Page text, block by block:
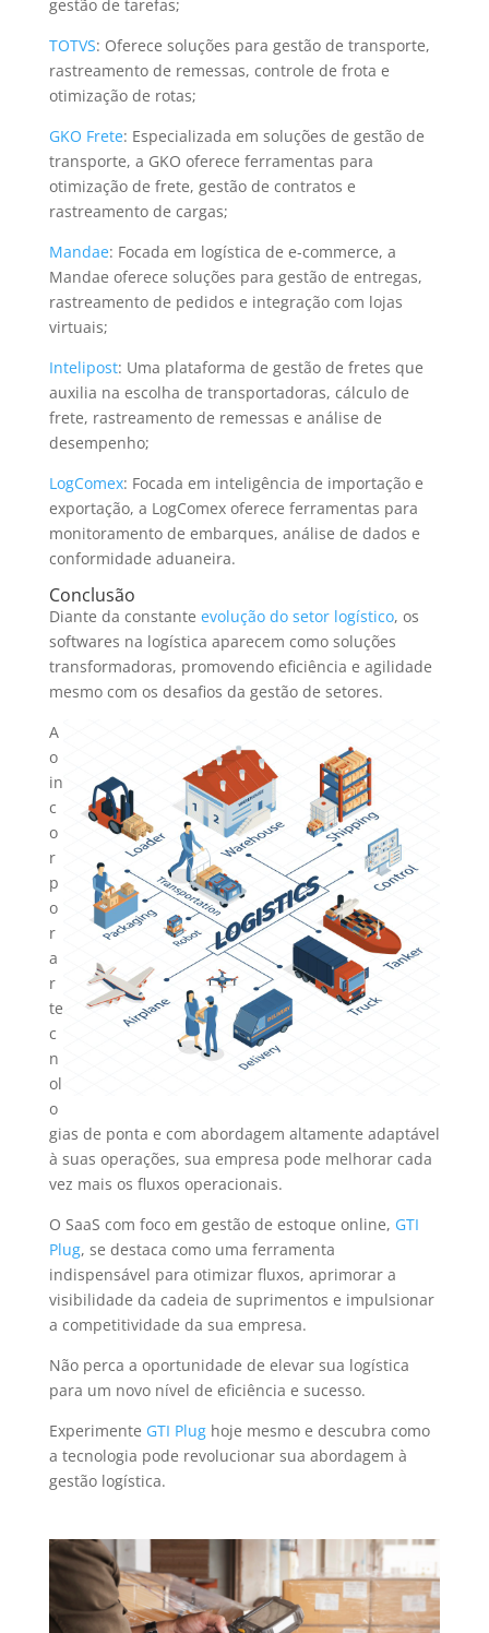
gestão de tarefas;
TOTVS: Oferece soluções para gestão de transporte,
rastreamento de remessas, controle de frota e
otimização de rotas;
GKO Frete: Especializada em soluções de gestão de
transporte, a GKO oferece ferramentas para
otimização de frete, gestão de contratos e
rastreamento de cargas;
Mandae: Focada em logística de e-commerce, a
Mandae oferece soluções para gestão de entregas,
rastreamento de pedidos e integração com lojas
virtuais;
Intelipost: Uma plataforma de gestão de fretes que
auxilia na escolha de transportadoras, cálculo de
frete, rastreamento de remessas e análise de
desempenho;
LogComex: Focada em inteligência de importação e
exportação, a LogComex oferece ferramentas para
monitoramento de embarques, análise de dados e
conformidade aduaneira.
Conclusão
Diante da constante evolução do setor logístico, os
softwares na logística aparecem como soluções
transformadoras, promovendo eficiência e agilidade
mesmo com os desafios da gestão de setores.
A
o
in
c
o
r
p
o
r
a
r
te
c
n
ol
o
gias de ponta e com abordagem altamente adaptável
à suas operações, sua empresa pode melhorar cada
vez mais os fluxos operacionais.
O SaaS com foco em gestão de estoque online, GTI
Plug, se destaca como uma ferramenta
indispensável para otimizar fluxos, aprimorar a
visibilidade da cadeia de suprimentos e impulsionar
a competitividade da sua empresa.
Não perca a oportunidade de elevar sua logística
para um novo nível de eficiência e sucesso.
Experimente GTI Plughoje mesmo e descubra como
a tecnologia pode revolucionar sua abordagem à
gestão logística.